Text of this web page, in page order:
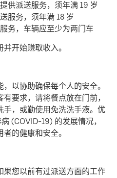
供派送服务，须年满 19 岁
服务，须年满 18 岁
务，车辆应至少为两门车
开始赚取收入。
以协助确保每个人的安全。
要求，请将餐点放在门前，
手，或勤使用免洗洗手液。优
(COVID-19) 的发展情况，
的健康和安全。
果您以前有过派送方面的工作